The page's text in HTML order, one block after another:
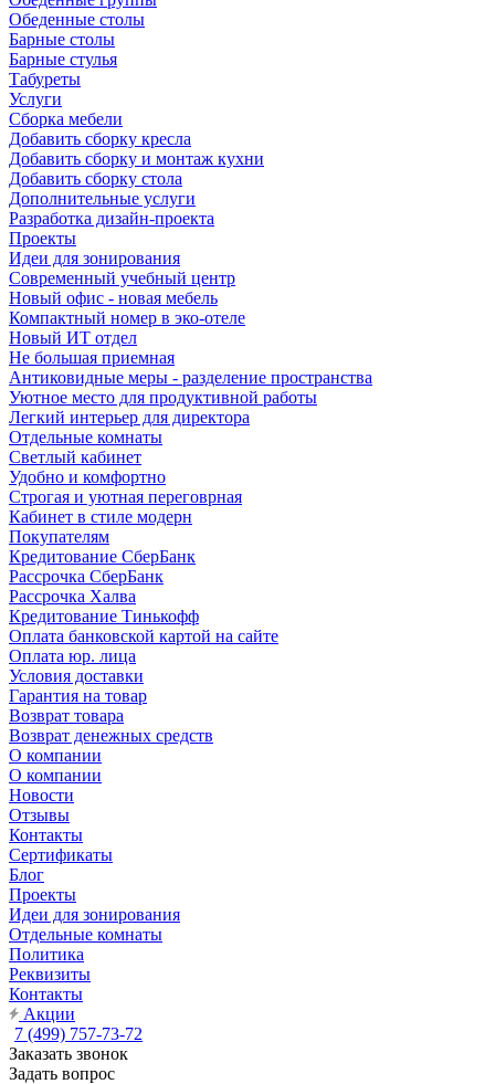
Обеденные столы
Барные столы
Барные стулья
Табуреты
Услуги
Сборка мебели
Добавить сборку кресла
Добавить сборку и монтаж кухни
Добавить сборку стола
Дополнительные услуги
Разработка дизайн-проекта
Проекты
Идеи для зонирования
Современный учебный центр
Новый офис - новая мебель
Компактный номер в эко-отеле
Новый ИТ отдел
Не большая приемная
Антиковидные меры - разделение пространства
Уютное место для продуктивной работы
Легкий интерьер для директора
Отдельные комнаты
Светлый кабинет
Удобно и комфортно
Строгая и уютная переговрная
Кабинет в стиле модерн
Покупателям
Кредитование СберБанк
Рассрочка СберБанк
Рассрочка Халва
Кредитование Тинькофф
Оплата банковской картой на сайте
Оплата юр. лица
Условия доставки
Гарантия на товар
Возврат товара
Возврат денежных средств
О компании
О компании
Новости
Отзывы
Контакты
Сертификаты
Блог
Проекты
Идеи для зонирования
Отдельные комнаты
Политика
Реквизиты
Контакты
Акции
7 (499) 757-73-72
Заказать звонок
Задать вопрос